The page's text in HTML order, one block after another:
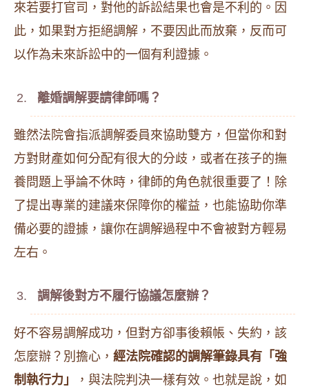
來若要打官司，對他的訴訟結果也會是不利的。因
此，如果對方拒絕調解，不要因此而放棄，反而可
以作為未來訴訟中的一個有利證據。
離婚調解要請律師嗎？
雖然法院會指派調解委員來協助雙方，但當你和對
方對財產如何分配有很大的分歧，或者在孩子的撫
養問題上爭論不休時，律師的角色就很重要了！除
了提出專業的建議來保障你的權益，也能協助你準
備必要的證據，讓你在調解過程中不會被對方輕易
左右。
調解後對方不履行協議怎麼辦？
好不容易調解成功，但對方卻事後賴帳、失約，該
怎麼辦？別擔心， 經法院確認的調解筆錄具有「強
制執行力」
，與法院判決一樣有效。也就是說，如